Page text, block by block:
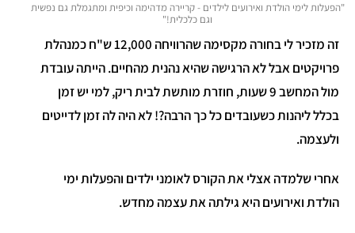
"הפעלות לימי הולדת ואירועים לילדים - קריירה מדהימה וכיפית ומתגמלת גם נפשית
וגם כלכלית!"
זה מזכיר לי בחורה מקסימה שהרוויחה 12,000 ש"ח כמנהלת
פרויקטים אבל לא הרגישה שהיא נהנית מהחיים. הייתה עובדת
מול המחשב 9 שעות, חוזרת מותשת לבית ריק, למי יש זמן
בכלל ליהנות כשעובדים כל כך הרבה?! לא היה לה זמן לדייטים
ולעצמה.
אחרי שלמדה אצלי את הקורס לאומני ילדים והפעלות ימי
הולדת ואירועים היא גילתה את עצמה מחדש.